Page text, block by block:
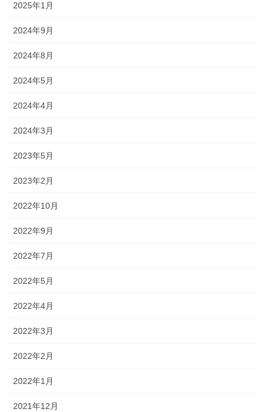
2025年1月
2024年9月
2024年8月
2024年5月
2024年4月
2024年3月
2023年5月
2023年2月
2022年10月
2022年9月
2022年7月
2022年5月
2022年4月
2022年3月
2022年2月
2022年1月
2021年12月